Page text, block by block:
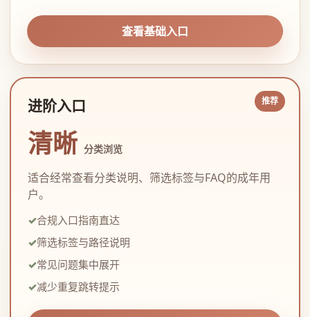
查看基础入口
进阶入口
清晰 分类浏览
适合经常查看分类说明、筛选标签与FAQ的成年用
户。
合规入口指南直达
筛选标签与路径说明
常见问题集中展开
减少重复跳转提示